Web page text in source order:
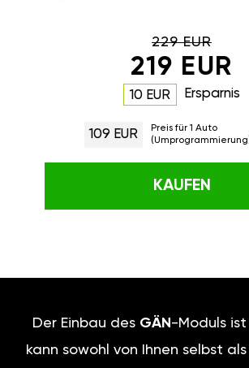
229 EUR
219 EUR
10 EUR Ersparnis
109 EUR
Preis für 1 Auto
KAUFEN
Der Einbau des GÄN -Moduls
kann sowohl von Ihnen selbst